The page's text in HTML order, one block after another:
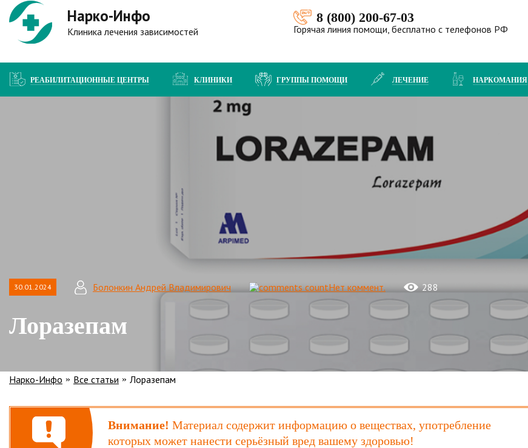
Нарко-Инфо
Клиника лечения зависимостей
8 (800) 200-67-03
Горячая линия помощи, бесплатно с телефонов РФ
РЕАБИЛИТАЦИОННЫЕ ЦЕНТРЫ КЛИНИКИ ГРУППЫ ПОМОЩИ ЛЕЧЕНИЕ НАРКОМАНИЯ
30.01.2024 Болонкин Андрей Владимирович Нет коммент. 288
Лоразепам
Нарко-Инфо » Все статьи » Лоразепам
Внимание! Материал содержит информацию о веществах, употребление
которых может нанести серьёзный вред вашему здоровью!